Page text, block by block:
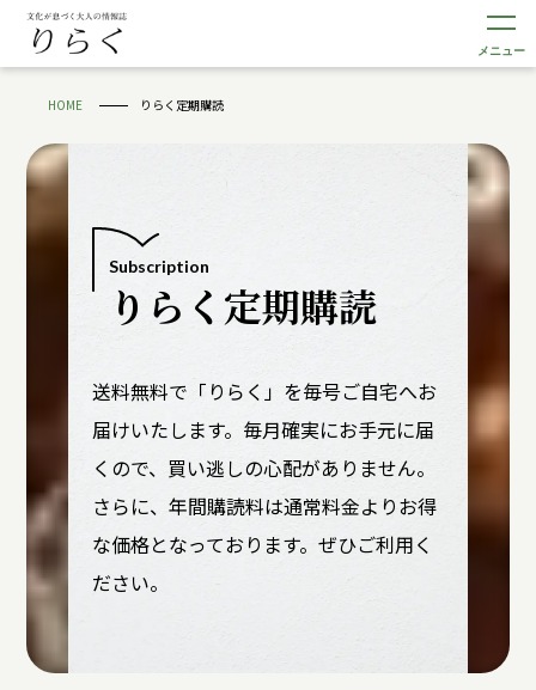
メニュー
HOME りらく定期購読
Subscription
りらく定期購読
送料無料で「りらく」を毎号ご自宅へお
届けいたします。毎月確実にお手元に届
くので、買い逃しの心配がありません。
さらに、年間購読料は通常料金よりお得
な価格となっております。ぜひご利用く
ださい。